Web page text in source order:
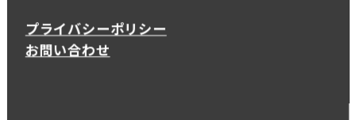
プライバシーポリシー
お問い合わせ